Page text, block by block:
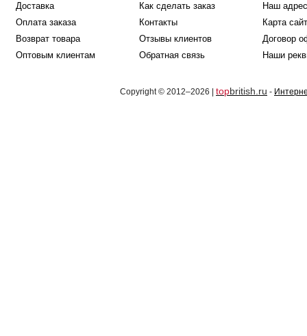
Доставка
Оплата заказа
Возврат товара
Оптовым клиентам
Как сделать заказ
Контакты
Отзывы клиентов
Обратная связь
Наш адрес
Карта
Договор
Наши
Copyright © 2012–2026 | topbritish.ru -